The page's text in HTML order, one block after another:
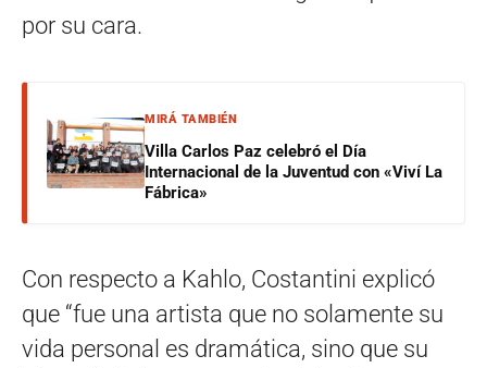
por su cara.
MIRÁ TAMBIÉN
Villa Carlos Paz celebró el Día
Internacional de la Juventud con «Viví La
Fábrica»
Con respecto a Kahlo, Costantini explicó
que “fue una artista que no solamente su
vida personal es dramática, sino que su